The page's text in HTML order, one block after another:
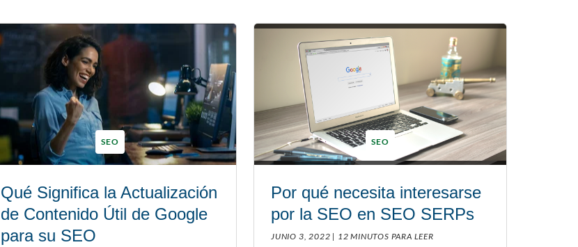
SEO
Qué Significa la Actualización
de Contenido Útil de Google
para su SEO
SEO
Por qué necesita interesarse
por la SEO en SEO SERPs
JUNIO 3, 2022 | 12 MINUTOS PARA LEER